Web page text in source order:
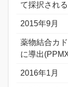
て採択され
2015年9月
薬物結合カ
に導出
2016年1月